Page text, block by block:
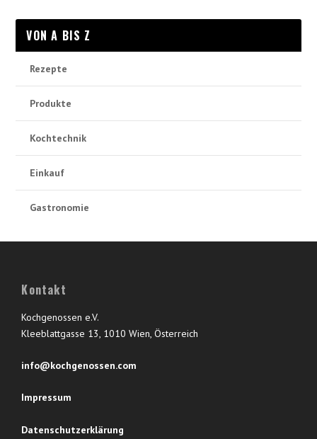
VON A BIS Z
Rezepte
Produkte
Kochtechnik
Einkauf
Gastronomie
Kontakt
Kochgenossen e.V.
Kleeblattgasse 13, 1010 Wien, Österreich
info@kochgenossen.com
Impressum
Datenschutzerklärung